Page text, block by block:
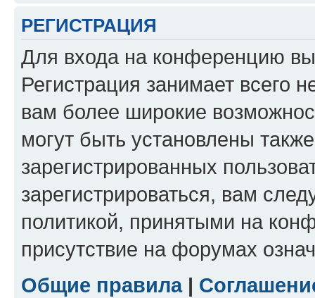
РЕГИСТРАЦИЯ
Для входа на конференцию
Регистрация занимает всего
вам более широкие
могут быть установлены
зарегистрированных
зарегистрироваться, вам
политикой, принятыми на
присутствие на форумах
Общие правила|